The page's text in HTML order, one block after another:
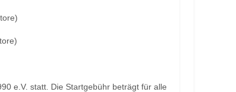
e.V. statt. Die Startgebühr beträgt für alle